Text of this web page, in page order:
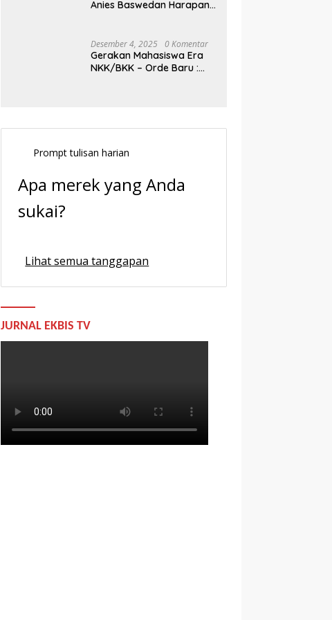
Anies Baswedan Harapan
Desember 4, 2025 0 Komentar
Gerakan Mahasiswa Era
NKK/BKK – Orde Baru :
Prompt tulisan harian
Apa merek yang Anda
sukai?
Lihat semua tanggapan
JURNAL EKBIS TV